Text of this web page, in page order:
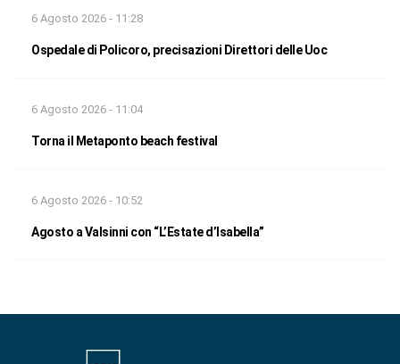
6 Agosto 2026 - 11:28
Ospedale di Policoro, precisazioni Direttori delle Uoc
6 Agosto 2026 - 11:04
Torna il Metaponto beach festival
6 Agosto 2026 - 10:52
Agosto a Valsinni con “L’Estate d’Isabella”